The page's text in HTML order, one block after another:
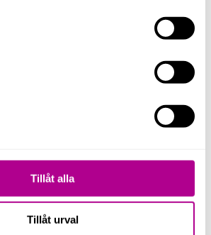
Tillåt alla
Tillåt urval
och stort
så är UCS One Business
Nordin